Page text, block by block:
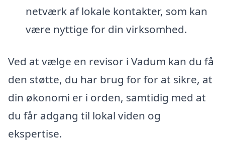
netværk af lokale kontakter, som kan
være nyttige for din virksomhed.
Ved at vælge en revisor i Vadum kan du få
den støtte, du har brug for for at sikre, at
din økonomi er i orden, samtidig med at
du får adgang til lokal viden og
ekspertise.